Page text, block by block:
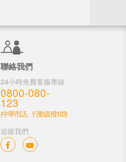
聯絡我們
24小時免費客服專線
0800-080-
123
(中華市話、行動直撥123)
追蹤我們